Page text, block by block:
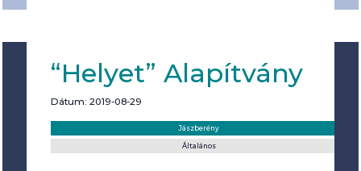
“Helyet” Alapítvány
Dátum: 2019-08-29
Jászberény
Általános